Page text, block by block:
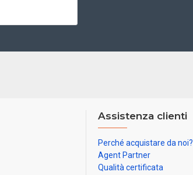
Assistenza clienti
Perché acquistare da noi?
Agent Partner
Qualità certificata